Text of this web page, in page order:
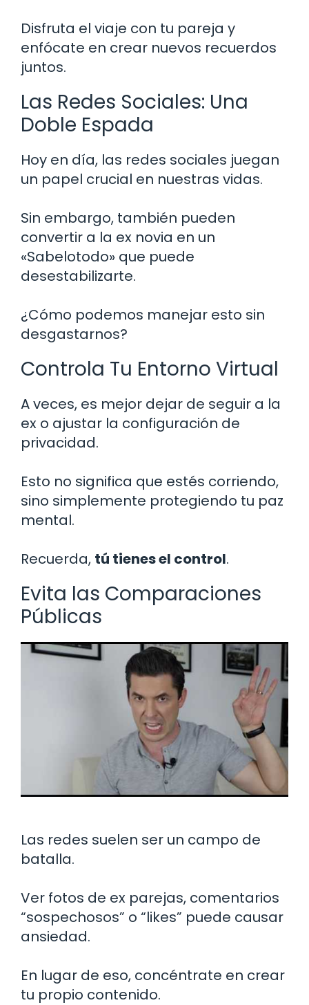
Disfruta el viaje con tu pareja y
enfócate en crear nuevos recuerdos
juntos.
Las Redes Sociales: Una
Doble Espada
Hoy en día, las redes sociales juegan
un papel crucial en nuestras vidas.
Sin embargo, también pueden
convertir a la ex novia en un
«Sabelotodo» que puede
desestabilizarte.
¿Cómo podemos manejar esto sin
desgastarnos?
Controla Tu Entorno Virtual
A veces, es mejor dejar de seguir a la
ex o ajustar la configuración de
privacidad.
Esto no significa que estés corriendo,
sino simplemente protegiendo tu paz
mental.
Recuerda, tú tienes el control.
Evita las Comparaciones
Públicas
Las redes suelen ser un campo de
batalla.
Ver fotos de ex parejas, comentarios
“sospechosos” o “likes” puede causar
ansiedad.
En lugar de eso, concéntrate en crear
tu propio contenido.